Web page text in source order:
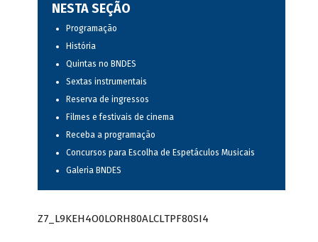
NESTA SEÇÃO
Programação
História
Quintas no BNDES
Sextas instrumentais
Reserva de ingressos
Filmes e festivais de cinema
Receba a programação
Concursos para Escolha de Espetáculos Musicais
Galeria BNDES
Z7_L9KEH4O0LORH80ALCLTPF80SI4